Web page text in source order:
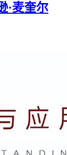
·麦奎尔